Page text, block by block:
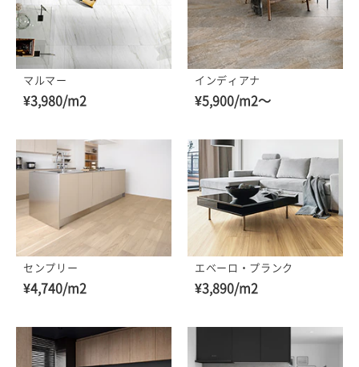
マルマー
¥3,980/m2
インディアナ
¥5,900/m2～
センプリー
¥4,740/m2
エベーロ・プランク
¥3,890/m2